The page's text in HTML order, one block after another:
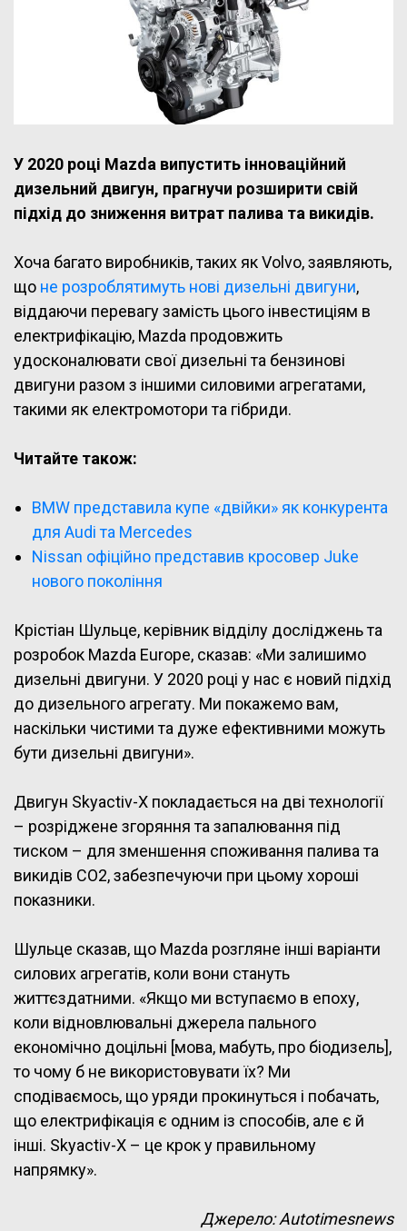
У 2020 році Mazda випустить інноваційний
дизельний двигун, прагнучи розширити свій
підхід до зниження витрат палива та викидів.
Хоча багато виробників, таких як Volvo, заявляють,
що не розроблятимуть нові дизельні двигуни,
віддаючи перевагу замість цього інвестиціям в
електрифікацію, Mazda продовжить
удосконалювати свої дизельні та бензинові
двигуни разом з іншими силовими агрегатами,
такими як електромотори та гібриди.
Читайте також:
BMW представила купе «двійки» як конкурента
для Audi та Mercedes
Nissan офіційно представив кросовер Juke
нового покоління
Крістіан Шульце, керівник відділу досліджень та
розробок Mazda Europe, сказав: «Ми залишимо
дизельні двигуни. У 2020 році у нас є новий підхід
до дизельного агрегату. Ми покажемо вам,
наскільки чистими та дуже ефективними можуть
бути дизельні двигуни».
Двигун Skyactiv-X покладається на дві технології
– розріджене згоряння та запалювання під
тиском – для зменшення споживання палива та
викидів CO2, забезпечуючи при цьому хороші
показники.
Шульце сказав, що Mazda розгляне інші варіанти
силових агрегатів, коли вони стануть
життєздатними. «Якщо ми вступаємо в епоху,
коли відновлювальні джерела пального
економічно доцільні [мова, мабуть, про біодизель],
то чому б не використовувати їх? Ми
сподіваємось, що уряди прокинуться і побачать,
що електрифікація є одним із способів, але є й
інші. Skyactiv-X – це крок у правильному
напрямку».
Джерело: Аutotimesnews